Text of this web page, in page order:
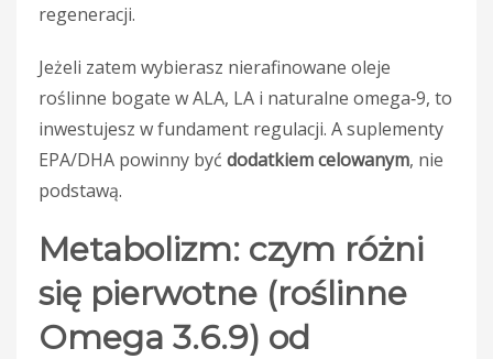
regeneracji.
Jeżeli zatem wybierasz nierafinowane oleje
roślinne bogate w ALA, LA i naturalne omega‑9, to
inwestujesz w fundament regulacji. A suplementy
EPA/DHA powinny być dodatkiem celowanym, nie
podstawą.
Metabolizm: czym różni
się pierwotne (roślinne
Omega 3.6.9) od